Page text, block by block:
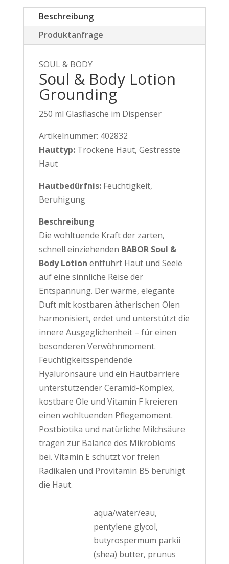
Beschreibung
Produktanfrage
SOUL & BODY
Soul & Body Lotion
Grounding
250 ml Glasflasche im Dispenser
Artikelnummer: 402832
Hauttyp:Trockene Haut, Gestresste
Haut
Hautbedürfnis:Feuchtigkeit,
Beruhigung
Beschreibung
Die wohltuende Kraft der zarten,
schnell einziehenden BABOR Soul &
Body Lotion entführt Haut und Seele
auf eine sinnliche Reise der
Entspannung. Der warme, elegante
Duft mit kostbaren ätherischen Ölen
harmonisiert, erdet und unterstützt die
innere Ausgeglichenheit – für einen
besonderen Verwöhnmoment.
Feuchtigkeitsspendende
Hyaluronsäure und ein Hautbarriere
unterstützender Ceramid-Komplex,
kostbare Öle und Vitamin F kreieren
einen wohltuenden Pflegemoment.
Postbiotika und natürliche Milchsäure
tragen zur Balance des Mikrobioms
bei. Vitamin E schützt vor freien
Radikalen und Provitamin B5 beruhigt
die Haut.
aqua/water/eau,
pentylene glycol,
butyrospermum parkii
(shea) butter, prunus